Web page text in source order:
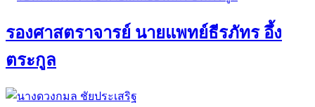
รองศาสตราจารย์ นายแพทย์ธีรภัทร อึ้ง
ตระกูล